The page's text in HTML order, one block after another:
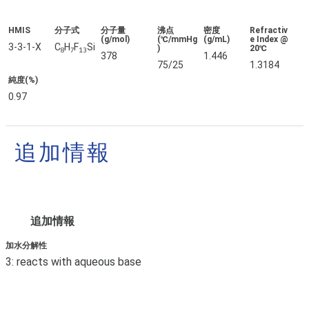
HMIS
3-3-1-X
分子式
C8H7F13Si
分子量
(g/mol)
378
純度(%)
0.97
沸点
(℃/mmHg
)
75/25
密度
(g/mL)
1.446
Refractiv
e Index @
20℃
1.3184
追加情報
追加情報
加水分解性
3: reacts with aqueous base